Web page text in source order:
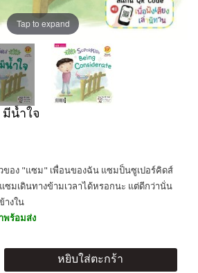
Tap to expand
น้ำใจ
วของ "แซม" เพื่อนของฉัน แซมป็นซูเปอร์คิดส์
มเดินทางข้ามเวลาได้หรอกนะ แต่ดีกว่านั่น
างใน
พร้อมส่ง
หยิบใส่ตะกร้า